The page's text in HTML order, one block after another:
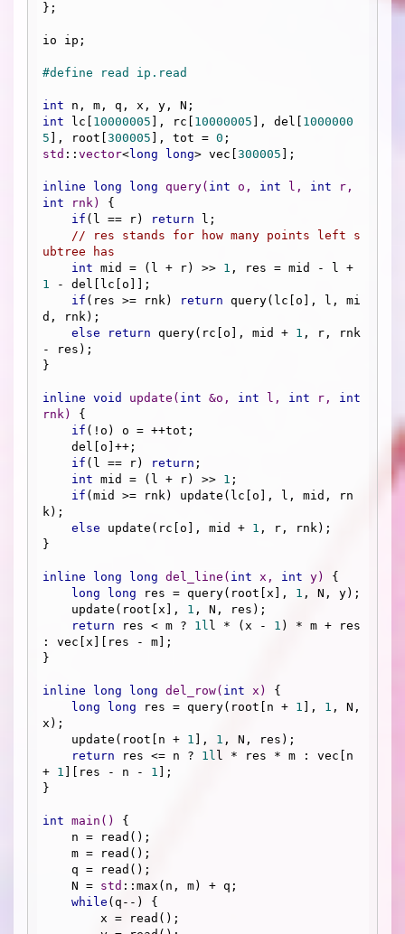
};
io ip;
#define read ip.read
int
int lc[ 10000005 ], rc[ 10000005 ], del[ 1000000
5 ], root[ 300005 ], tot = 0
std :: vector<long long> vec[ 300005 ];
inline long long query( int o, int l, int
int rnk)
{
if (l == r) return l;
// res stands for how many points left s
ubtree has
int mid = (l + r) >> 1
1 - del[lc[o]];
if (res >= rnk) return query(lc[o], l, mi
d, rnk);
else
return query(rc[o], mid + 1 , r, rnk
- res);
}
inline void update ( int &o, int l, int r, int
rnk)
{
if (!o) o = ++tot;
if (l == r) return ;
int mid = (l + r) >> 1 ;
if (mid >= rnk) update(lc[o], l, mid, rn
k);
else update(rc[o], mid + 1 , r, rnk);
}
inline long long del_line ( int x, int y)
{
long
long res = query(root[x], 1 , N, y);
    update(root[x],
1 , N, res);
return res < m ? 1l l * (x - 1 ) * m + res
: vec[x][res - m];
}
inline long long del_row( int x)
{
long
long res = query(root[n + 1 ], 1 , N,
x);
    update(root[n +
1 ], 1 , N, res);
return res <= n ? 1l l * res * m : vec[n
+ 1 ][res - n - 1 ];
}
int main ()
{
    N =
std ::max(n, m) + q;
while (q--) {